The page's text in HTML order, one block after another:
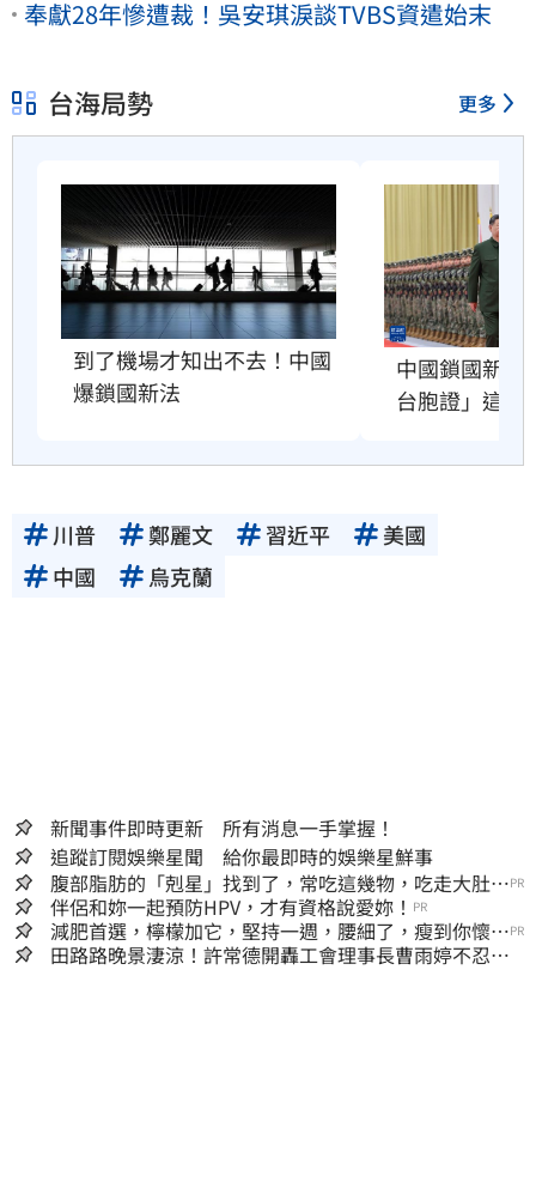
奉獻28年慘遭裁！吳安琪淚談TVBS資遣始末
台海局勢 更多
到了機場才知出不去！中國
爆鎖國新法
中國鎖國新法
台胞證」這險
川普 鄭麗文 習近平
美國
中國
烏克蘭
新聞事件即時更新 所有消息一手掌握！
追蹤訂閱娛樂星聞 給你最即時的娛樂星鮮事
腹部脂肪的「剋星」找到了，常吃這幾物，吃走大肚
囊，瘦出小蠻腰
PR
伴侶和妳一起預防HPV，才有資格說愛妳！ PR
減肥首選，檸檬加它，堅持一週，腰細了，瘦到你懷疑
人生
PR
田路路晚景淒涼！許常德開轟工會理事長曹雨婷不忍